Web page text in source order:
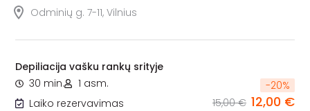
Odminių g. 7-11, Vilnius
Depiliacija vašku rankų srityje
30 min.
1 asm.
Laiko rezervavimas
-20%
15,00 € 12,00 €